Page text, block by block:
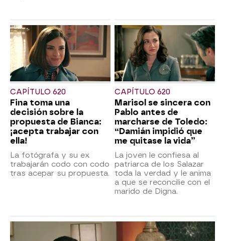
CAPÍTULO 620
Fina toma una
decisión sobre la
propuesta de Bianca:
¡acepta trabajar con
ella!
La fotógrafa y su ex
trabajarán codo con codo
tras acepar su propuesta.
CAPÍTULO 620
Marisol se sincera con
Pablo antes de
marcharse de Toledo:
“Damián impidió que
me quitase la vida”
La joven le confiesa al
patriarca de los Salazar
toda la verdad y le anima
a que se reconcilie con el
marido de Digna.